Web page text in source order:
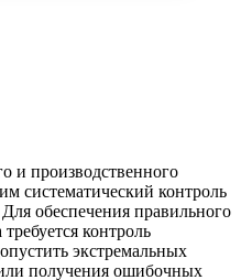
и производственного
систематический контроль
обеспечения правильного
контроль
экстремальных
получения ошибочных